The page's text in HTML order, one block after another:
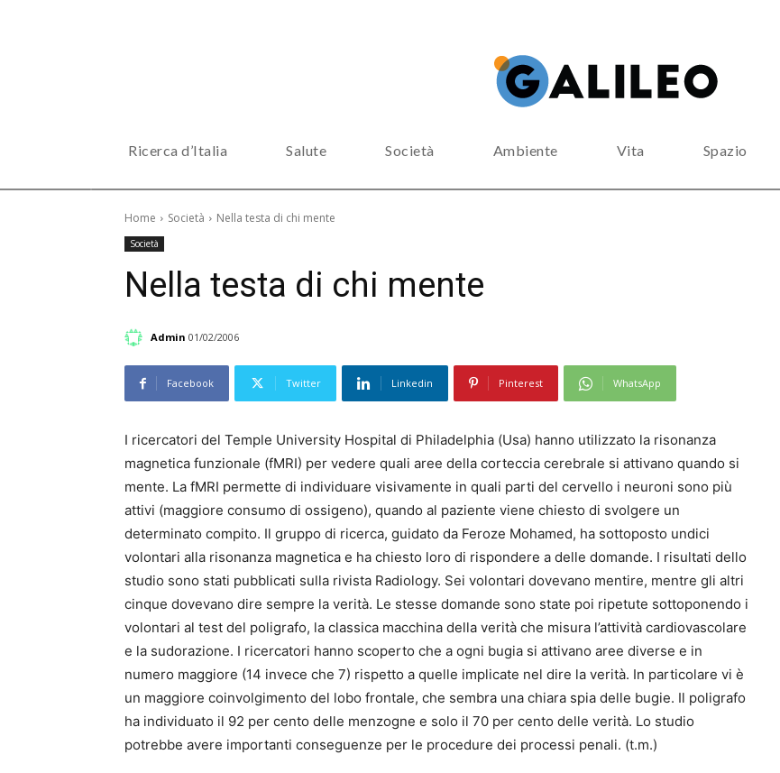
Ricerca d’Italia Salute Società Ambiente Vita Spazio
Home Società Nella testa di chi mente
Società
Nella testa di chi mente
Admin 01/02/2006
Facebook Twitter Linkedin Pinterest WhatsApp
I ricercatori del Temple University Hospital di Philadelphia (Usa) hanno utilizzato la risonanza
magnetica funzionale (fMRI) per vedere quali aree della corteccia cerebrale si attivano quando si
mente. La fMRI permette di individuare visivamente in quali parti del cervello i neuroni sono più
attivi (maggiore consumo di ossigeno), quando al paziente viene chiesto di svolgere un
determinato compito. Il gruppo di ricerca, guidato da Feroze Mohamed, ha sottoposto undici
volontari alla risonanza magnetica e ha chiesto loro di rispondere a delle domande. I risultati dello
studio sono stati pubblicati sulla rivista Radiology. Sei volontari dovevano mentire, mentre gli altri
cinque dovevano dire sempre la verità. Le stesse domande sono state poi ripetute sottoponendo i
volontari al test del poligrafo, la classica macchina della verità che misura l’attività cardiovascolare
e la sudorazione. I ricercatori hanno scoperto che a ogni bugia si attivano aree diverse e in
numero maggiore (14 invece che 7) rispetto a quelle implicate nel dire la verità. In particolare vi è
un maggiore coinvolgimento del lobo frontale, che sembra una chiara spia delle bugie. Il poligrafo
ha individuato il 92 per cento delle menzogne e solo il 70 per cento delle verità. Lo studio
potrebbe avere importanti conseguenze per le procedure dei processi penali. (t.m.)